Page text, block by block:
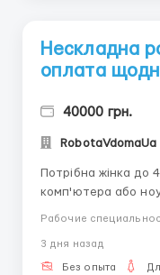
Нескладна
оплата
40000 грн.
RobotaVdomaUa
Потрібна жінка до 45 років.
комп'ютера або
Безкоштовне навчання. Заявки
Рабочие
3 дня назад
Без опыта